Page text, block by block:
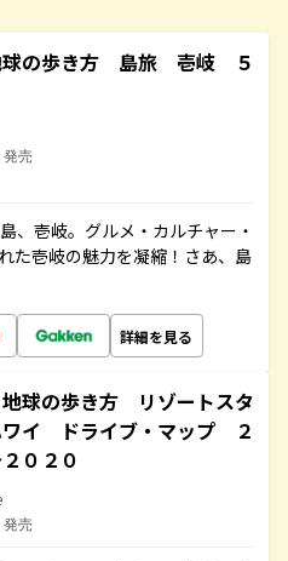
の歩き方 島旅 壱岐 ５
発売
、壱岐。グルメ・カルチャー・
た壱岐の魅力を凝縮！さあ、島
詳細を見る
球の歩き方 リゾートスタ
イ ドライブ・マップ ２
０２０
発売